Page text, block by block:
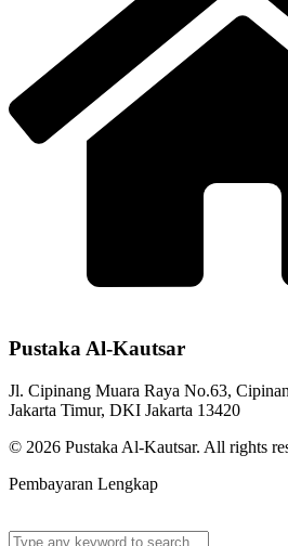
Pustaka Al-Kautsar
Jl. Cipinang Muara Raya No.63,
Jakarta Timur, DKI Jakarta 13420
© 2026 Pustaka Al-Kautsar. All rights
Pembayaran Lengkap